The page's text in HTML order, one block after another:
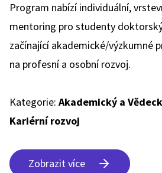
Program nabízí individuální,
mentoring pro studenty
začínající akademické/výzkumné
na profesní a osobní rozvoj.
Kategorie: Akademický a
Kariérní rozvoj
Zobrazit více